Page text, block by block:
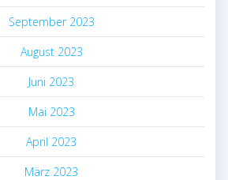
September 2023
August 2023
Juni 2023
Mai 2023
April 2023
März 2023